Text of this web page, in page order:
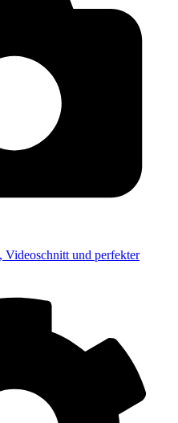
Videoschnitt und perfekter